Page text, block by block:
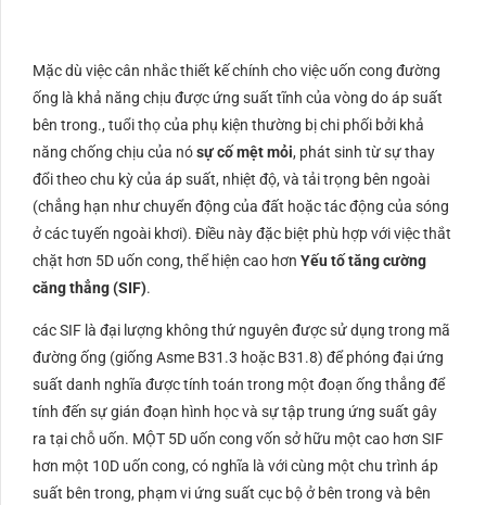
Mặc dù việc cân nhắc thiết kế chính cho việc uốn cong đường
ống là khả năng chịu được ứng suất tĩnh của vòng do áp suất
bên trong., tuổi thọ của phụ kiện thường bị chi phối bởi khả
năng chống chịu của nósự cố mệt mỏi, phát sinh từ sự thay
đổi theo chu kỳ của áp suất, nhiệt độ, và tải trọng bên ngoài
(chẳng hạn như chuyển động của đất hoặc tác động của sóng
ở các tuyến ngoài khơi). Điều này đặc biệt phù hợp với việc thắt
chặt hơn 5D uốn cong, thể hiện cao hơn Yếu tố tăng cường
căng thẳng (SIF).
cácSIF là đại lượng không thứ nguyên được sử dụng trong mã
đường ống (giống Asme B31.3 hoặc B31.8) để phóng đại ứng
suất danh nghĩa được tính toán trong một đoạn ống thẳng để
tính đến sự gián đoạn hình học và sự tập trung ứng suất gây
ra tại chỗ uốn. MỘT 5D uốn cong vốn sở hữu một cao hơn SIF
hơn một 10D uốn cong, có nghĩa là với cùng một chu trình áp
suất bên trong, phạm vi ứng suất cục bộ ở bên trong và bên